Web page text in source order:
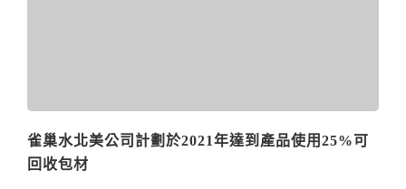
雀巢水北美公司計劃於2021年達到產品使用25%可
回收包材